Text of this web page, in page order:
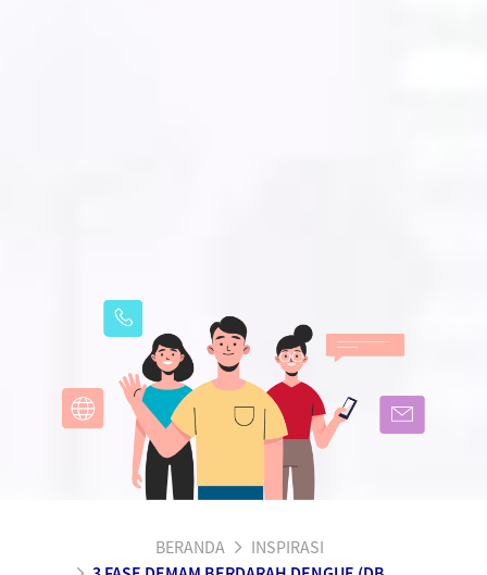
BERANDA
INSPIRASI